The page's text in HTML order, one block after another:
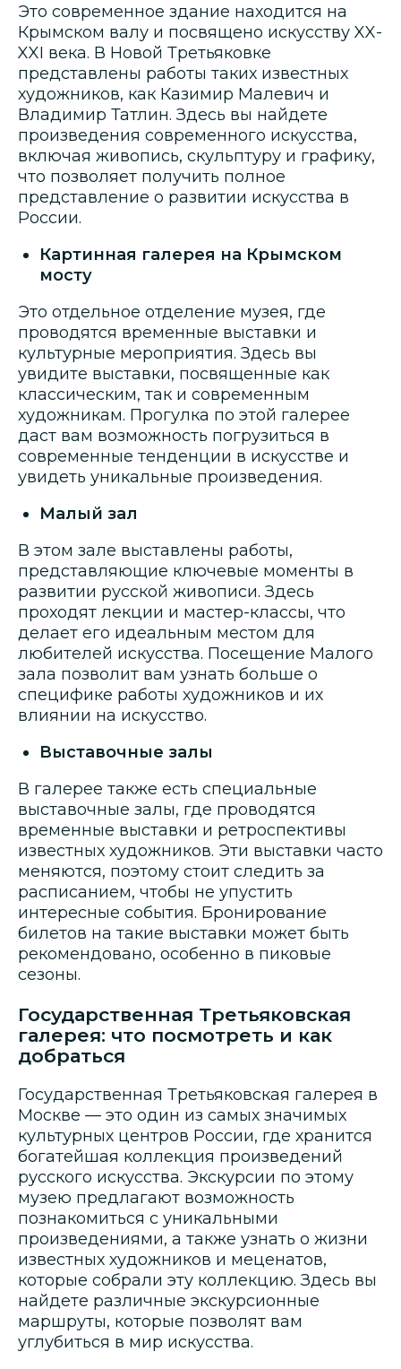
Это современное здание находится на
Крымском валу и посвящено искусству XX-
XXI века. В Новой Третьяковке
представлены работы таких известных
художников, как Казимир Малевич и
Владимир Татлин. Здесь вы найдете
произведения современного искусства,
включая живопись, скульптуру и графику,
что позволяет получить полное
представление о развитии искусства в
России.
Картинная галерея на Крымском
мосту
Это отдельное отделение музея, где
проводятся временные выставки и
культурные мероприятия. Здесь вы
увидите выставки, посвященные как
классическим, так и современным
художникам. Прогулка по этой галерее
даст вам возможность погрузиться в
современные тенденции в искусстве и
увидеть уникальные произведения.
Малый зал
В этом зале выставлены работы,
представляющие ключевые моменты в
развитии русской живописи. Здесь
проходят лекции и мастер-классы, что
делает его идеальным местом для
любителей искусства. Посещение Малого
зала позволит вам узнать больше о
специфике работы художников и их
влиянии на искусство.
Выставочные залы
В галерее также есть специальные
выставочные залы, где проводятся
временные выставки и ретроспективы
известных художников. Эти выставки часто
меняются, поэтому стоит следить за
расписанием, чтобы не упустить
интересные события. Бронирование
билетов на такие выставки может быть
рекомендовано, особенно в пиковые
сезоны.
Государственная Третьяковская
галерея: что посмотреть и как
добраться
Государственная Третьяковская галерея в
Москве — это один из самых значимых
культурных центров России, где хранится
богатейшая коллекция произведений
русского искусства. Экскурсии по этому
музею предлагают возможность
познакомиться с уникальными
произведениями, а также узнать о жизни
известных художников и меценатов,
которые собрали эту коллекцию. Здесь вы
найдете различные экскурсионные
маршруты, которые позволят вам
углубиться в мир искусства.